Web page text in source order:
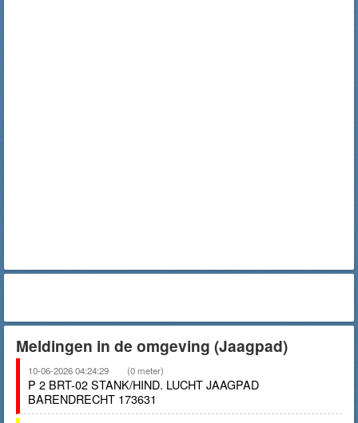
Meldingen in de omgeving (Jaagpad)
10-06-2026 04:24:29 (0 meter)
P 2 BRT-02 STANK/HIND. LUCHT JAAGPAD
BARENDRECHT 173631